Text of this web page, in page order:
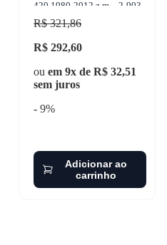
420 1980-2012 z.m. - 2-903
R$ 321,86
R$ 292,60
ou em 9x de R$ 32,51
sem juros
- 9%
Adicionar ao
carrinho